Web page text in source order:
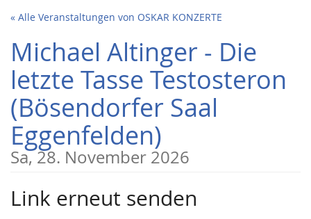
Zum
Inhalt
springen
« Alle Veranstaltungen von OSKAR KONZERTE
Michael Altinger - Die
letzte Tasse Testosteron
(Bösendorfer Saal
Eggenfelden)
Sa, 28. November 2026
Link erneut senden